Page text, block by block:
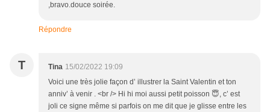
,bravo.douce soirée.
Répondre
T Tina 15/02/2022 19:09
Voici une très jolie façon d’ illustrer la Saint Valentin et ton
anniv’ à venir . <br /> Hi hi moi aussi petit poisson 😇, c’ est
joli ce signe même si parfois on me dit que je glisse entre les